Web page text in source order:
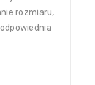
rozmiaru,